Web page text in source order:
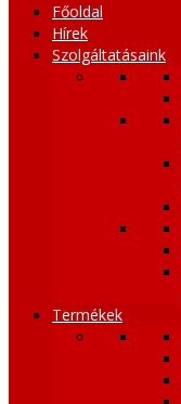
Főoldal
Hírek
Szolgáltatásaink
Termékek